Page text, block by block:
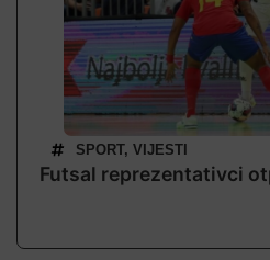
SPORT, VIJESTI
Futsal reprezentativci